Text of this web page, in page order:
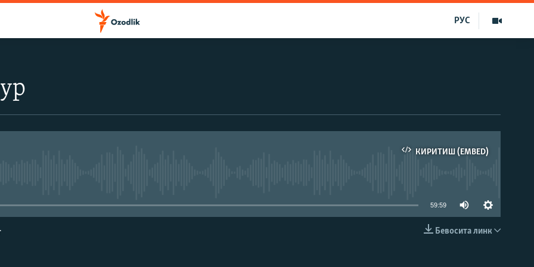
РУС
КИРИТИШ (EMBED)
59:59
Бевосита линк